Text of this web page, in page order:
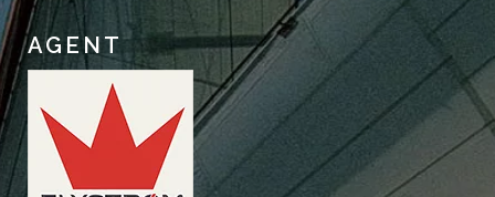
AGENT